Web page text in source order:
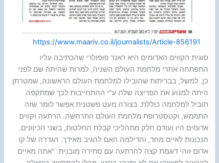
https://www.maariv.co.il/journalists/Article-856191
סוגית הקווים האדומים היא ז'אנר פופולרי שהכתיבה עליו
התפתחה אחרי מלחמת העולם השניה, למרות שהיתה שם לפני
כן. למשל, בבריתות שהובילו למלחמת העולם הראשונה, שמטרתן
היתה למנוע את הפריצה שלה ע"י ההתחייבות לכך שמתקפה
תוביל למלחמה כוללת. בצורה מעט פשטנית אפשר לומר שזה
התממש, וקטסטרופת מלחמת העולם התרחשה. הרתעה וקווים
אדומים היו ועודם חלק מתהליכי קבלת החלטות, בשני הכיוונים.
הנכונות לאיים מחד, והדילמה האם להגיב מאידך. הגדרה של קו
אדום זוהי דוגמת קצה להרתעה עם סתירה מובנית: "אתה מאיים